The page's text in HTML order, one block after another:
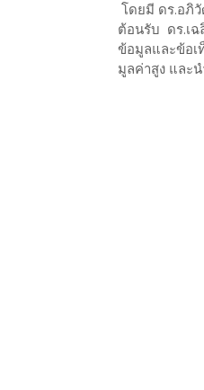
โดยมี ดร.อภิ
ต้อนรับ ดร.เฉ
ข้อมูลและข้อเ
มูลค่าสูง และ